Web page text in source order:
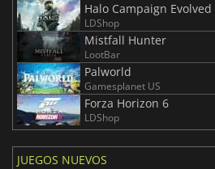
Halo Campaign Evolved
LDShop
Mistfall Hunter
LootBar
Palworld
Gamesplanet US
Forza Horizon 6
LDShop
JUEGOS NUEVOS